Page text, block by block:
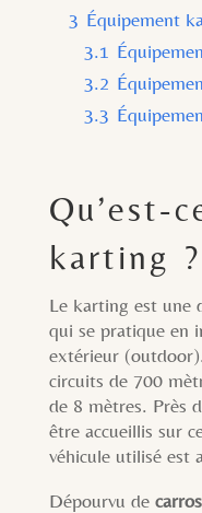
3 Équipement
3.1
3.2
3.3
Qu’est-
karting ?
Le karting est une
qui se pratique en
extérieur
circuits de 700
de 8 mètres. Près
être accueillis sur
véhicule utilisé est
Dépourvu de